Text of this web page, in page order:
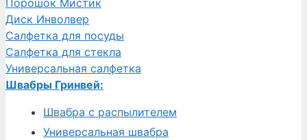
Порошок Мистик
Диск Инволвер
Салфетка для посуды
Салфетка для стекла
Универсальная салфетка
Швабры Гринвей:
Швабра с распылителем
Универсальная швабра